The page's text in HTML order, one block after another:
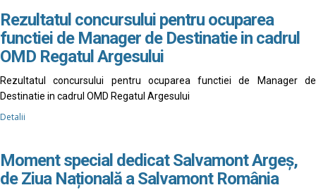
Rezultatul concursului pentru ocuparea
functiei de Manager de Destinatie in cadrul
OMD Regatul Argesului
Rezultatul concursului pentru ocuparea functiei de Manager de
Destinatie in cadrul OMD Regatul Argesului
Detalii
Moment special dedicat Salvamont Argeș,
de Ziua Națională a Salvamont România